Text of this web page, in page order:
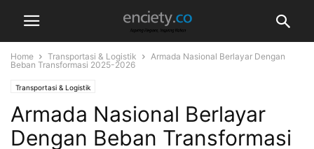
Home Transportasi & Logistik
Armada Nasional Berlayar Dengan
Beban Transformasi 2025-2026
Transportasi & Logistik
Armada Nasional Berlayar
Dengan Beban Transformasi